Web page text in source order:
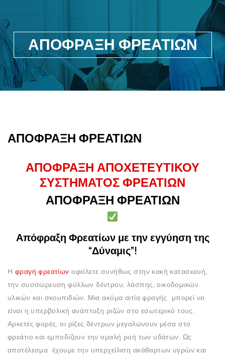
ΑΠΟΦΡΑΞΗ ΦΡΕΑΤΙΩΝ
ΑΠΟΦΡΑΞΗ ΦΡΕΑΤΙΩΝ
ΑΠΌΦΡΑΞΗ ΑΠΟΧΕΤΕΥΤΙΚΟΎ
ΣΥΣΤΉΜΑΤΟΣ ΦΡΕΑΤΊΩΝ
ΑΠΟΦΡΑΞΗ ΦΡΕΑΤΙΩΝ
Απόφραξη Φρεατίων με την εγγύηση της
“Δύναμις”!
Η φραγή φρεατίων οφείλετε συνήθως στην κακή κατασκευή,
την συσσώρευση φύλλων δέντρου, λάσπης, οικοδομικών
υλικών και σκουπιδιών. Μια ακόμα αιτία φραγής μπορεί να
είναι η υπερβολική ανάπτυξη ριζών στο εσωτερικό τους.
Αρκετές φορές, οι ρίζες δέντρων μεγαλώνουν μέσα στο
φρεάτιο και εμποδίζουν την ομαλή ροή των υδάτων. Ως
αποτέλεσμα έχουμε την υπερχείλιση ακάθαρτων υγρών και